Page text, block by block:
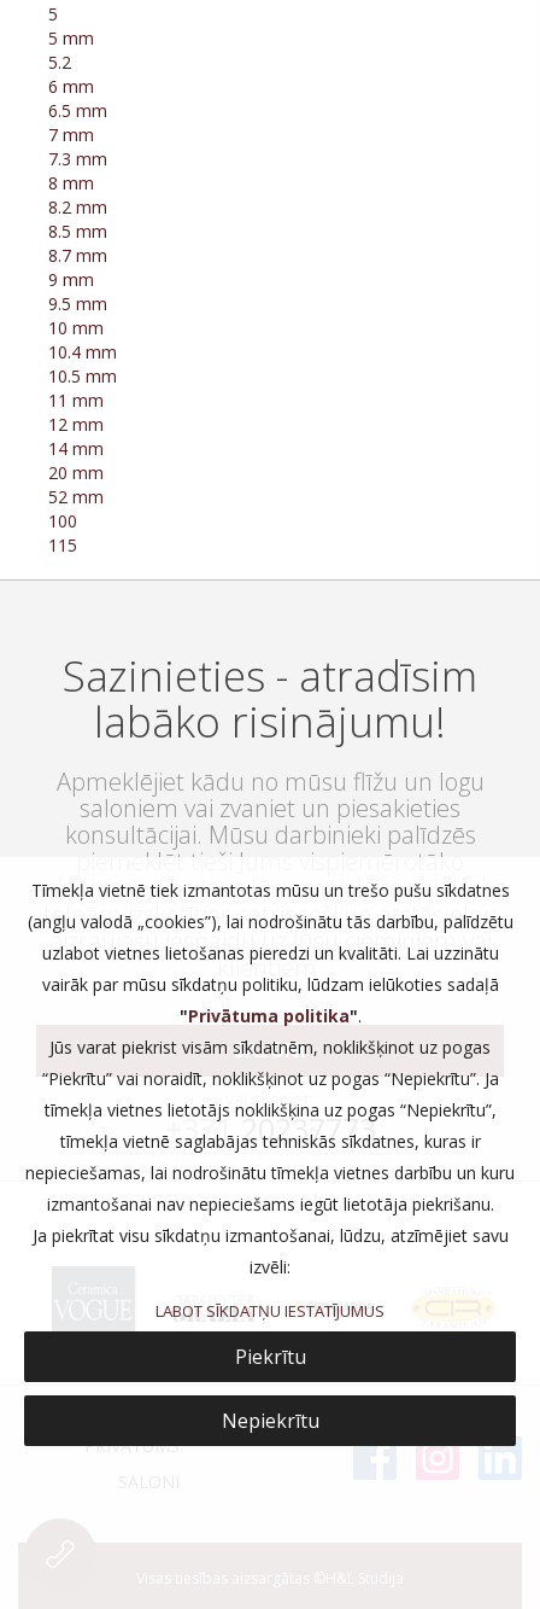
5
5 mm
5.2
6 mm
6.5 mm
7 mm
7.3 mm
8 mm
8.2 mm
8.5 mm
8.7 mm
9 mm
9.5 mm
10 mm
10.4 mm
10.5 mm
11 mm
12 mm
14 mm
20 mm
52 mm
100
115
Sazinieties - atradīsim
labāko risinājumu!
Apmeklējiet kādu no mūsu flīžu un logu
saloniem vai zvaniet un piesakieties
konsultācijai. Mūsu darbinieki palīdzēs
piemeklēt tieši Jums vispiemērotāko
risinājumu, kas ļaus Jūsu mājoklim vai darba
telpām izskatīties satriecoši un atstās elpu
aizraujošu iespaidu uz Jūsu ciemiņiem vai
klientiem.
SALONI
vai zvaniet:
+37120237773
PRIVĀTUMS
Tīmekļa vietnē tiek izmantotas mūsu un trešo pušu sīkdatnes
(angļu valodā „cookies”), lai nodrošinātu tās darbību, palīdzētu
uzlabot vietnes lietošanas pieredzi un kvalitāti. Lai uzzinātu
vairāk par mūsu sīkdatņu politiku, lūdzam ielūkoties sadaļā
"Privātuma politika".
Jūs varat piekrist visām sīkdatnēm, noklikšķinot uz pogas
“Piekrītu” vai noraidīt, noklikšķinot uz pogas “Nepiekrītu”. Ja
tīmekļa vietnes lietotājs noklikšķina uz pogas “Nepiekrītu”,
tīmekļa vietnē saglabājas tehniskās sīkdatnes, kuras ir
nepieciešamas, lai nodrošinātu tīmekļa vietnes darbību un kuru
izmantošanai nav nepieciešams iegūt lietotāja piekrišanu.
Ja piekrītat visu sīkdatņu izmantošanai, lūdzu, atzīmējiet savu
izvēli:
LABOT SĪKDATŅU IESTATĪJUMUS
Piekrītu
Nepiekrītu